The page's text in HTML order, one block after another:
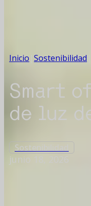
Inicio |Sostenibilidad
Smart
de luz
Sostenibilidad
junio 18, 2026